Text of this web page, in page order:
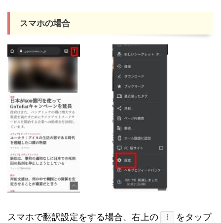
スマホの場合
スマホで翻訳設定をする場合、右上の ︙
をタップ